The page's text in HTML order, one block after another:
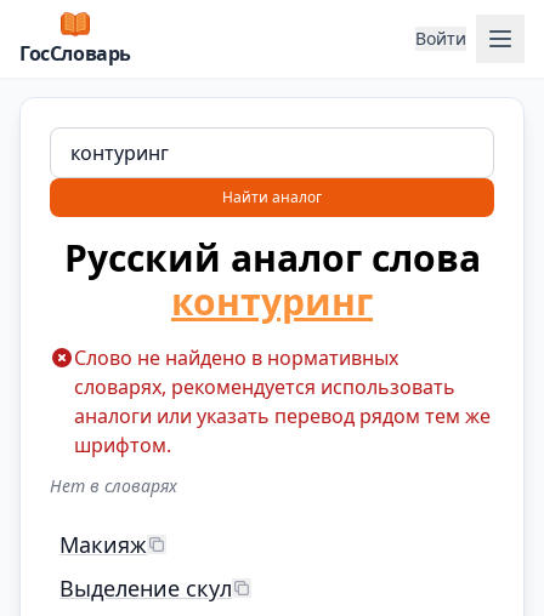
ГосСловарь
Войти
Найти аналог
Русский аналог слова
контуринг
Слово не найдено в нормативных
словарях, рекомендуется использовать
аналоги или указать перевод рядом тем же
шрифтом.
Нет в словарях
Макияж
Выделение скул